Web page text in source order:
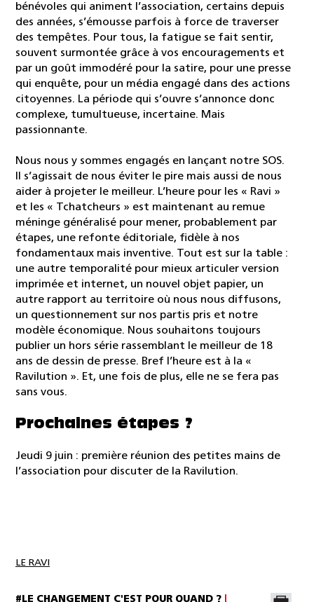
bénévoles qui animent l’association, certains depuis
des années, s’émousse parfois à force de traverser
des tempêtes. Pour tous, la fatigue se fait sentir,
souvent surmontée grâce à vos encouragements et
par un goût immodéré pour la satire, pour une presse
qui enquête, pour un média engagé dans des actions
citoyennes. La période qui s’ouvre s’annonce donc
complexe, tumultueuse, incertaine. Mais
passionnante.
Nous nous y sommes engagés en lançant notre SOS.
Il s’agissait de nous éviter le pire mais aussi de nous
aider à projeter le meilleur. L’heure pour les « Ravi »
et les « Tchatcheurs » est maintenant au remue
méninge généralisé pour mener, probablement par
étapes, une refonte éditoriale, fidèle à nos
fondamentaux mais inventive. Tout est sur la table :
une autre temporalité pour mieux articuler version
imprimée et internet, un nouvel objet papier, un
autre rapport au territoire où nous nous diffusons,
un questionnement sur nos partis pris et notre
modèle économique. Nous souhaitons toujours
publier un hors série rassemblant le meilleur de 18
ans de dessin de presse. Bref l’heure est à la «
Ravilution ». Et, une fois de plus, elle ne se fera pas
sans vous.
Prochaines étapes ?
Jeudi 9 juin : première réunion des petites mains de
l’association pour discuter de la Ravilution.
LE RAVI
#LE CHANGEMENT C'EST POUR QUAND ?